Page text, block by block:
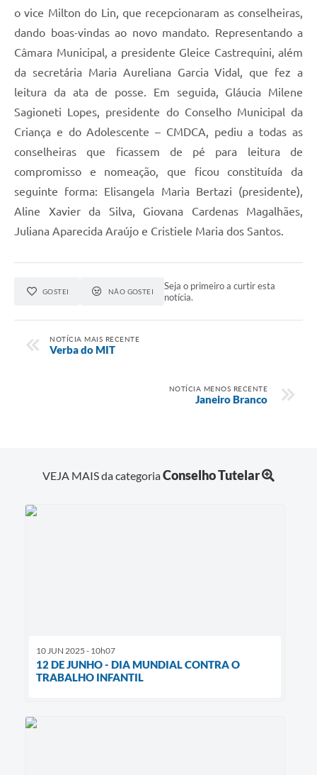
o vice Milton do Lin, que recepcionaram as conselheiras,
dando boas-vindas ao novo mandato. Representando a
Câmara Municipal, a presidente Gleice Castrequini, além
da secretária Maria Aureliana Garcia Vidal, que fez a
leitura da ata de posse. Em seguida, Gláucia Milene
Sagioneti Lopes, presidente do Conselho Municipal da
Criança e do Adolescente – CMDCA, pediu a todas as
conselheiras que ficassem de pé para leitura de
compromisso e nomeação, que ficou constituída da
seguinte forma: Elisangela Maria Bertazi (presidente),
Aline Xavier da Silva, Giovana Cardenas Magalhães,
Juliana Aparecida Araújo e Cristiele Maria dos Santos.
GOSTEI NÃO GOSTEI
Seja o primeiro a curtir esta
notícia.
NOTÍCIA MAIS RECENTE
Verba do MIT
NOTÍCIA MENOS RECENTE
Janeiro Branco
VEJA MAIS da categoriaConselho Tutelar
10 JUN 2025 - 10h07
12 DE JUNHO - DIA MUNDIAL CONTRA O
TRABALHO INFANTIL